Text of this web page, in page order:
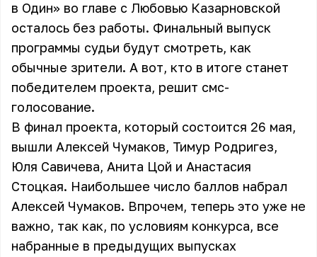
в Один» во главе с Любовью Казарновской
осталось без работы. Финальный выпуск
программы судьи будут смотреть, как
обычные зрители. А вот, кто в итоге станет
победителем проекта, решит смс-
голосование.
В финал проекта, который состоится 26 мая,
вышли Алексей Чумаков, Тимур Родригез,
Юля Савичева, Анита Цой и Анастасия
Стоцкая. Наибольшее число баллов набрал
Алексей Чумаков. Впрочем, теперь это уже не
важно, так как, по условиям конкурса, все
набранные в предыдущих выпусках